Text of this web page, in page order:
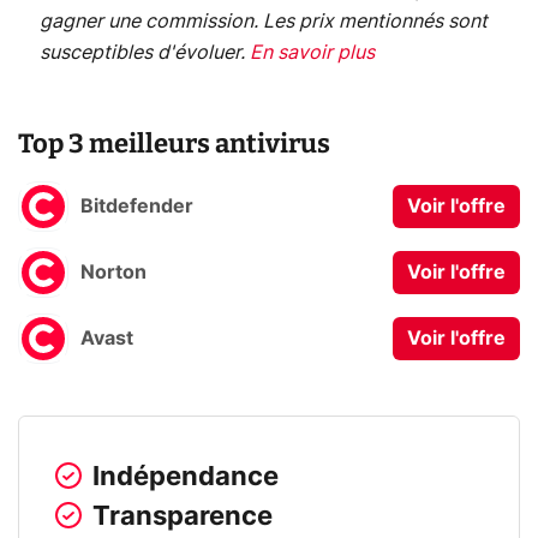
gagner une commission. Les prix mentionnés sont
susceptibles d'évoluer. En savoir plus
Top 3 meilleurs antivirus
Bitdefender Voir l'offre
Norton Voir l'offre
Avast Voir l'offre
Indépendance
Transparence